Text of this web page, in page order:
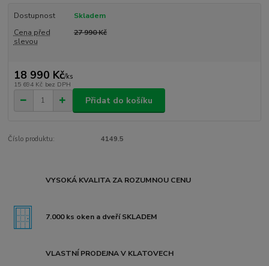
Dostupnost
Skladem
Cena před
slevou
27 990 Kč
18 990 Kč/ks
15 694 Kč bez DPH
Přidat do košíku
Číslo produktu: 4149.5
VYSOKÁ KVALITA ZA ROZUMNOU CENU
7.000 ks oken a dveří SKLADEM
VLASTNÍ PRODEJNA V KLATOVECH